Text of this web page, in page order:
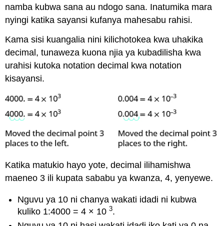
namba kubwa sana au ndogo sana. Inatumika mara
nyingi katika sayansi kufanya mahesabu rahisi.
Kama sisi kuangalia nini kilichotokea kwa uhakika
decimal, tunaweza kuona njia ya kubadilisha kwa
urahisi kutoka notation decimal kwa notation
kisayansi.
Katika matukio hayo yote, decimal ilihamishwa
maeneo 3 ili kupata sababu ya kwanza, 4, yenyewe.
Nguvu ya 10 ni chanya wakati idadi ni kubwa
kuliko 1:4000 = 4 × 103.